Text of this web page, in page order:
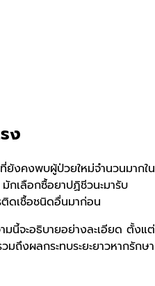
ง
ยังคงพบผู้ป่วยใหม่จำนวนมากใน
กเลือกซื้อยาปฏิชีวนะมารับ
ติดเชื้อชนิดอื่นมาก่อน
มนี้จะอธิบายอย่างละเอียด ตั้งแต่
ถึงผลกระทบระยะยาวหากรักษา